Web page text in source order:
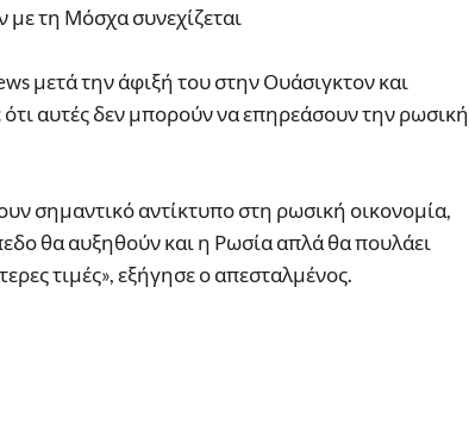
με τη Μόσχα συνεχίζεται
μετά την άφιξή του στην Ουάσιγκτον και
ότι αυτές δεν μπορούν να επηρεάσουν την ρωσική
σημαντικό αντίκτυπο στη ρωσική οικονομία,
θα αυξηθούν και η Ρωσία απλά θα πουλάει
τιμές», εξήγησε ο απεσταλμένος.